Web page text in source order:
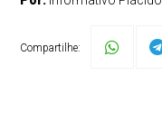
Compartilhe: